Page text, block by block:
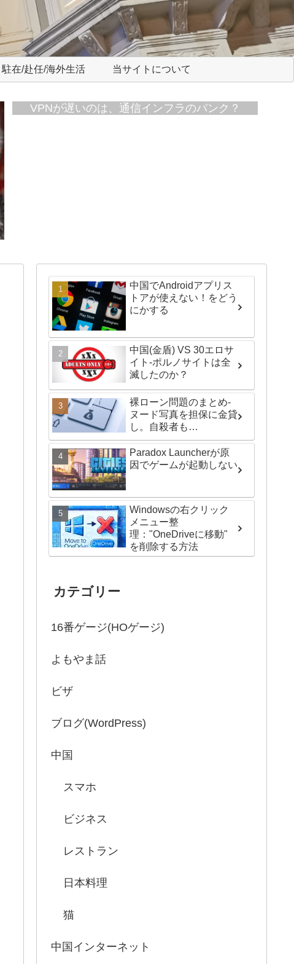
駐在/赴任/海外生活 当サイトについて
VPNが遅いのは、通信インフラのパンク？
中国でAndroidアプリス
トアが使えない！をどう
にかする
中国(金盾) VS 30エロサ
イト-ポルノサイトは全
滅したのか？
裸ローン問題のまとめ-
ヌード写真を担保に金貸
し。自殺者も…
Paradox Launcherが原
因でゲームが起動しない
Windowsの右クリック
メニュー整
理："OneDriveに移動"
を削除する方法
カテゴリー
16番ゲージ(HOゲージ)
よもやま話
ビザ
ブログ(WordPress)
中国
スマホ
ビジネス
レストラン
日本料理
猫
中国インターネット